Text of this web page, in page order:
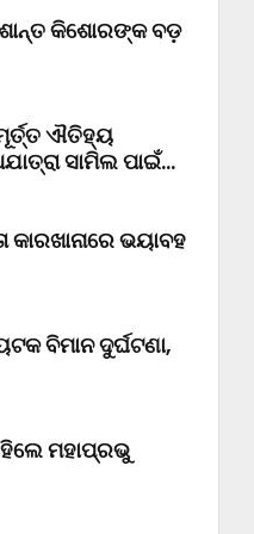
କିଶୋରଙ୍କ ବଡ଼
ଐତିହ୍ୟ
ସାମିଲ ପାଇଁ…
କାରଖାନାରେ ଭୟାବହ
ବିମାନ ଦୁର୍ଘଟଣା,
ମହାପ୍ରଭୁ